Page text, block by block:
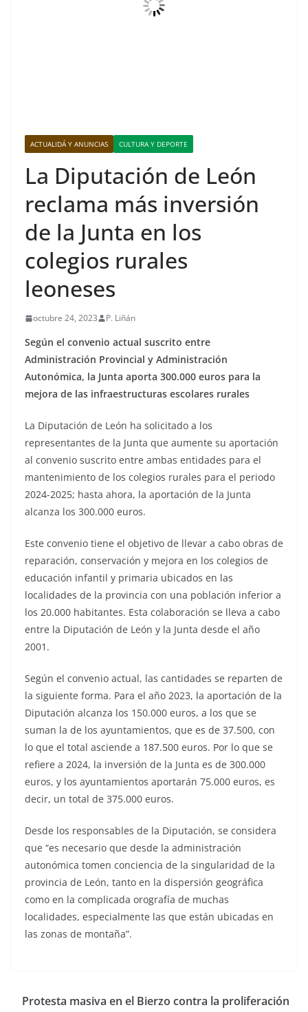
ACTUALIDÁ Y ANUNCIAS CULTURA Y DEPORTE
La Diputación de León
reclama más inversión
de la Junta en los
colegios rurales
leoneses
octubre 24, 2023 P. Liñán
Según el convenio actual suscrito entre
Administración Provincial y Administración
Autonómica, la Junta aporta 300.000 euros para la
mejora de las infraestructuras escolares rurales
La Diputación de León ha solicitado a los
representantes de la Junta que aumente su aportación
al convenio suscrito entre ambas entidades para el
mantenimiento de los colegios rurales para el periodo
2024-2025; hasta ahora, la aportación de la Junta
alcanza los 300.000 euros.
Este convenio tiene el objetivo de llevar a cabo obras de
reparación, conservación y mejora en los colegios de
educación infantil y primaria ubicados en las
localidades de la provincia con una población inferior a
los 20.000 habitantes. Esta colaboración se lleva a cabo
entre la Diputación de León y la Junta desde el año
2001.
Según el convenio actual, las cantidades se reparten de
la siguiente forma. Para el año 2023, la aportación de la
Diputación alcanza los 150.000 euros, a los que se
suman la de los ayuntamientos, que es de 37.500, con
lo que el total asciende a 187.500 euros. Por lo que se
refiere a 2024, la inversión de la Junta es de 300.000
euros, y los ayuntamientos aportarán 75.000 euros, es
decir, un total de 375.000 euros.
Desde los responsables de la Diputación, se considera
que “es necesario que desde la administración
autonómica tomen conciencia de la singularidad de la
provincia de León, tanto en la dispersión geográfica
como en la complicada orografía de muchas
localidades, especialmente las que están ubicadas en
las zonas de montaña”.
Protesta masiva en el Bierzo contra la proliferación